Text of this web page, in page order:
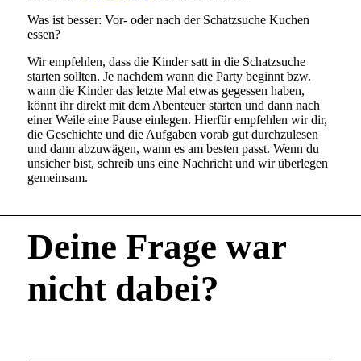
Was ist besser: Vor- oder nach der Schatzsuche Kuchen
essen?
Wir empfehlen, dass die Kinder satt in die Schatzsuche
starten sollten. Je nachdem wann die Party beginnt bzw.
wann die Kinder das letzte Mal etwas gegessen haben,
könnt ihr direkt mit dem Abenteuer starten und dann nach
einer Weile eine Pause einlegen. Hierfür empfehlen wir dir,
die Geschichte und die Aufgaben vorab gut durchzulesen
und dann abzuwägen, wann es am besten passt. Wenn du
unsicher bist, schreib uns eine Nachricht und wir überlegen
gemeinsam.
Deine Frage war
nicht dabei?